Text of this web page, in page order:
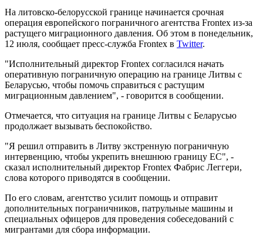
На литовско-белорусской границе начинается срочная
операция европейского пограничного агентства Frontex из-за
растущего миграционного давления. Об этом в понедельник,
12 июля, сообщает пресс-служба Frontex в Twitter.
"Исполнительный директор Frontex согласился начать
оперативную пограничную операцию на границе Литвы с
Беларусью, чтобы помочь справиться с растущим
миграционным давлением", - говорится в сообщении.
Отмечается, что ситуация на границе Литвы с Беларусью
продолжает вызывать беспокойство.
"Я решил отправить в Литву экстренную пограничную
интервенцию, чтобы укрепить внешнюю границу ЕС", -
сказал исполнительный директор Frontex Фабрис Леггери,
слова которого приводятся в сообщении.
По его словам, агентство усилит помощь и отправит
дополнительных пограничников, патрульные машины и
специальных офицеров для проведения собеседований с
мигрантами для сбора информации.